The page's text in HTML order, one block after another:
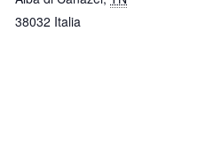
38032 Italia